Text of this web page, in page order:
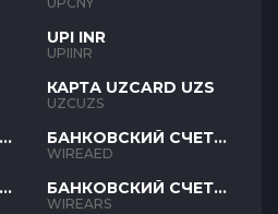
UPI INR
UPIINR
КАРТА UZCARD UZS
UZCUZS
БАНКОВСКИЙ СЧЕТ
AED
WIREAED
БАНКОВСКИЙ СЧЕТ
ARS
WIREARS